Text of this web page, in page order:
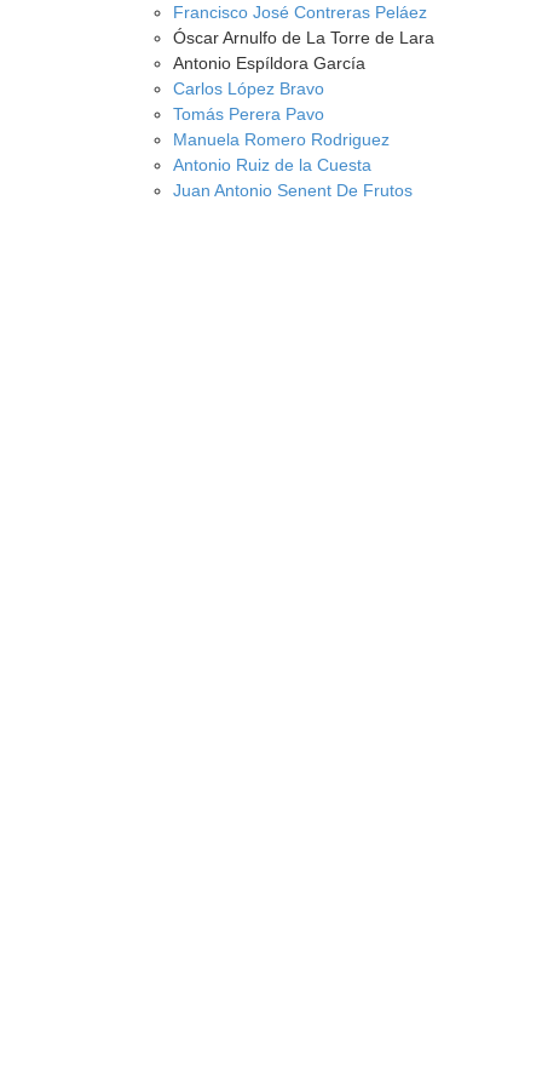
Francisco José Contreras Peláez
Óscar Arnulfo de La Torre de Lara
Antonio Espíldora García
Carlos López Bravo
Tomás Perera Pavo
Manuela Romero Rodriguez
Antonio Ruiz de la Cuesta
Juan Antonio Senent De Frutos